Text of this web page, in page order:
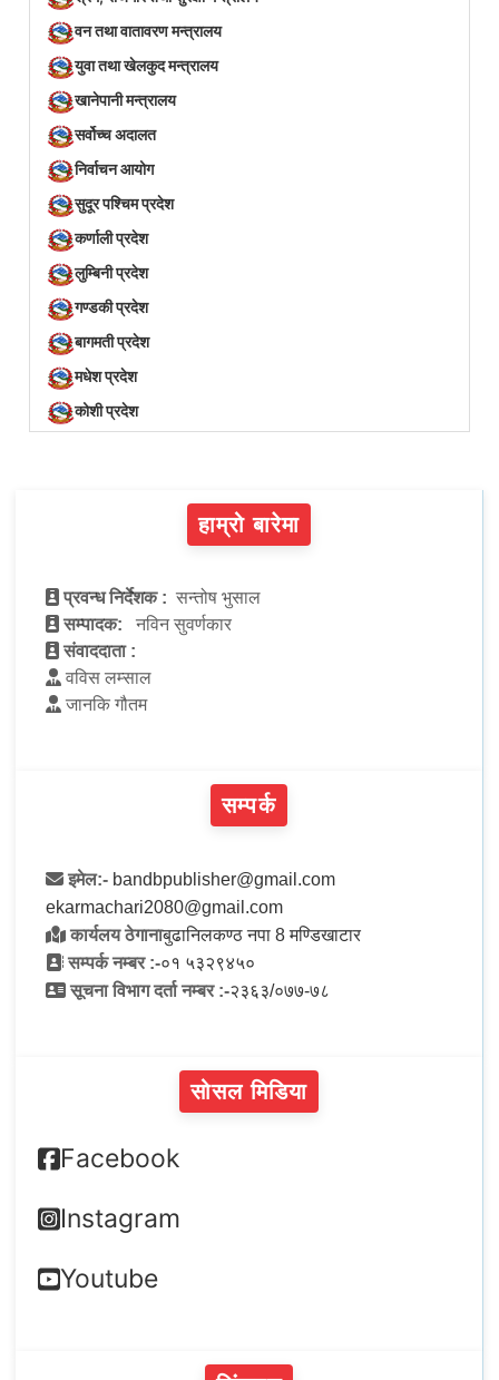
वन तथा वातावरण मन्त्रालय
युवा तथा खेलकुद मन्त्रालय
खानेपानी मन्त्रालय
सर्वोच्च अदालत
निर्वाचन आयोग
सुदूर पश्चिम प्रदेश
कर्णाली प्रदेश
लुम्बिनी प्रदेश
गण्डकी प्रदेश
बागमती प्रदेश
मधेश प्रदेश
कोशी प्रदेश
हाम्रो बारेमा
प्रवन्ध निर्देशक : सन्तोष भुसाल
सम्पादक:
नविन सुवर्णकार
संवाददाता :
वविस लम्साल
जानकि गौतम
सम्पर्क
इमेल:- bandbpublisher@gmail.com
ekarmachari2080@gmail.com
कार्यलय ठेगानाबुढानिलकण्ठ नपा 8 मण्डिखाटार
सम्पर्क नम्बर :-०१ ५३२९४५०
सूचना विभाग दर्ता नम्बर :-२३६३/०७७-७८
सोसल मिडिया
Facebook
Instagram
Youtube